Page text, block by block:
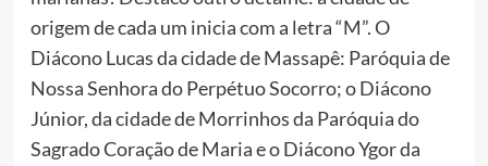
origem de cada um inicia com a letra “M”. O
Diácono Lucas da cidade de Massapê: Paróquia de
Nossa Senhora do Perpétuo Socorro; o Diácono
Júnior, da cidade de Morrinhos da Paróquia do
Sagrado Coração de Maria e o Diácono Ygor da